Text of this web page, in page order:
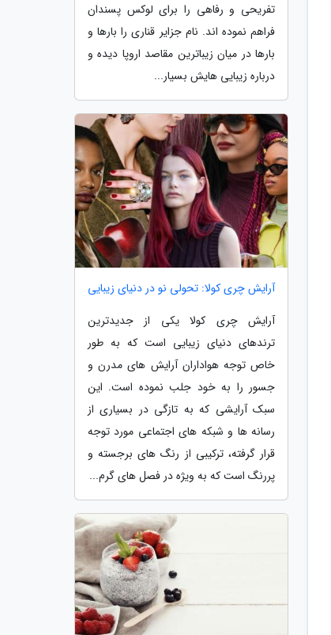
تفریحی و رفاهی را برای لوکس پسندان
فراهم نموده اند. نام جزایر قناری را بارها و
بارها در میان زیباترین مقاصد اروپا دیده و
درباره زیبایی هایش بسیار...
آرایش چری کولا: تحولی نو در دنیای زیبایی
آرایش چری کولا یکی از جدیدترین
ترندهای دنیای زیبایی است که به طور
خاص توجه هواداران آرایش های مدرن و
جسور را به خود جلب نموده است. این
سبک آرایشی که به تازگی در بسیاری از
رسانه ها و شبکه های اجتماعی مورد توجه
قرار گرفته، ترکیبی از رنگ های برجسته و
پررنگ است که به ویژه در فصل های گرم...